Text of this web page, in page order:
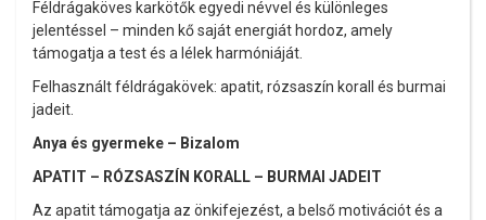
Féldrágaköves karkötők egyedi névvel és különleges
jelentéssel – minden kő saját energiát hordoz, amely
támogatja a test és a lélek harmóniáját.
Felhasznált féldrágakövek: apatit, rózsaszín korall és burmai
jadeit.
Anya és gyermeke – Bizalom
APATIT – RÓZSASZÍN KORALL – BURMAI JADEIT
Az apatit támogatja az önkifejezést, a belső motivációt és a